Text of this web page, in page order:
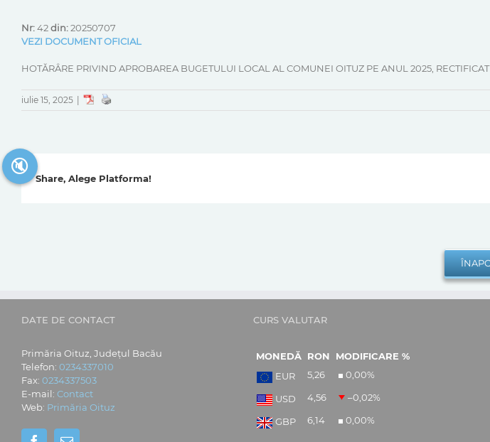
Nr:42din:20250707
VEZI DOCUMENT OFICIAL
HOTĂRÂRE PRIVIND APROBAREA BUGETULUI LOCAL AL COMUNEI OITUZ PE ANUL 2025, RECTIFICAT
iulie 15, 2025
Share, Alege Platforma!
DATE DE CONTACT
Primăria Oituz, Județul Bacău
Telefon: 0234337010
Fax: 0234337503
E-mail: Contact
Web: Primăria Oituz
CURS VALUTAR
MONEDĂ RON
MODIFICARE %
EUR
5,26 0,00%
USD 4,56 –0,02%
GBP 6,14 0,00%
🔇